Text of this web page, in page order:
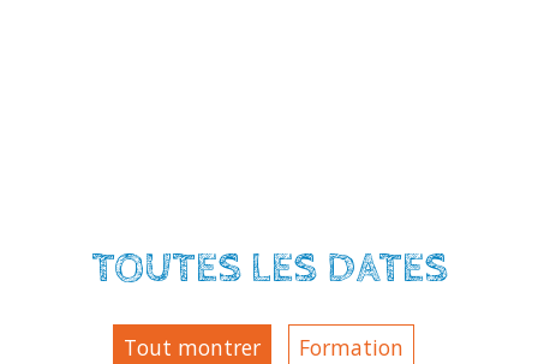
TOUTES LES DATES
Tout montrer
Formation